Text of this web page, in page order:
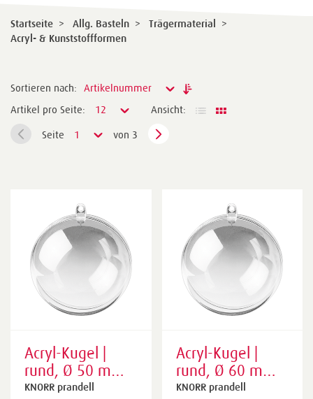
Startseite > Allg. Basteln > Trägermaterial
>
Acryl- & Kunststoffformen
Sortieren nach:
Artikelnummer
Artikel pro Seite:
12 Ansicht:
Seite 1 von 3
Acryl-Kugel |
rund, Ø 50 mm,
transparent
KNORR prandell
Acryl-Kugel |
rund, Ø 60 mm,
transparent
KNORR prandell